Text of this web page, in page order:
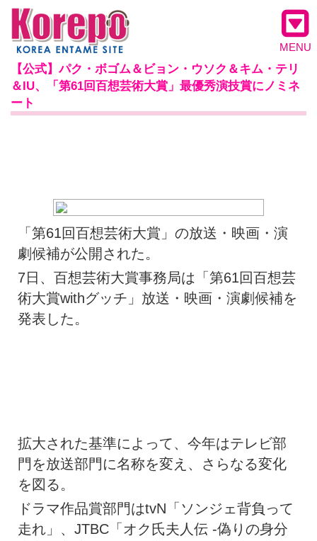
MENU
【公式】パク・ボゴム＆ビョン・ウソク＆キム・テリ
＆IU、「第61回百想芸術大賞」最優秀演技賞にノミネ
ート
「第61回百想芸術大賞」の放送・映画・演
劇候補が公開された。
7日、百想芸術大賞事務局は「第61回百想芸
術大賞withグッチ」放送・映画・演劇候補を
発表した。
拡大された基準によって、今年はテレビ部
門を放送部門に名称を変え、さらなる変化
を図る。
ドラマ作品賞部門はtvN「ソンジェ背負って
走れ」、JTBC「オク氏夫人伝 -偽りの身分